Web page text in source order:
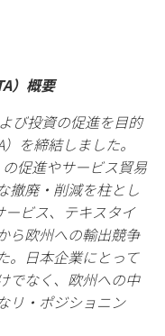
）概要
び投資の促進を目的
を締結しました。
促進やサービス貿易
撤廃・削減を柱とし
ービス、テキスタイ
ら欧州への輸出競争
。日本企業にとって
でなく、欧州への中
リ・ポジショニン